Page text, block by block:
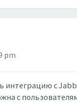
pm
интеграцию с
с